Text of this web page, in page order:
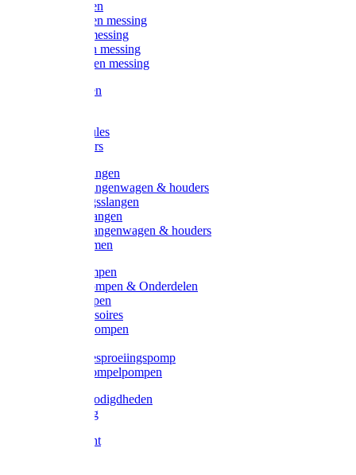
Kogelkranen
Koppelingen messing
Sproeiers messing
Tuinspuiten messing
Slangstukken messing
Handspuiten
Kunststoftules
Regenmeters
Overige slangen
Overige slangenwagen & houders
Beregeningsslangen
Gardena slangen
Gardena slangenwagen & houders
Slangklemmen
Leader pompen
Zwengelpompen & Onderdelen
Ebara pompen
Pompaccessoires
Excellent pompen
Gardena besproeiingspomp
Gardena dompelpompen
Tyleen benodigdheden
Tyleenslang
Lange bocht